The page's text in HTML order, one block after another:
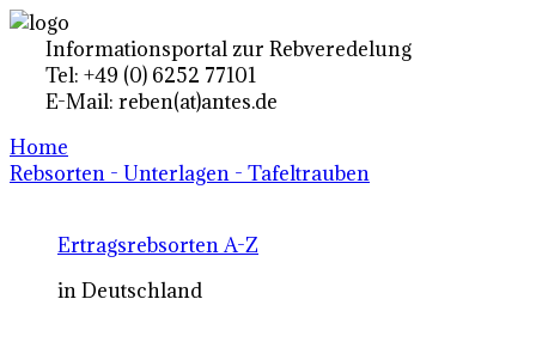
Informationsportal zur Rebveredelung
Tel: +49 (0) 6252 77101
E-Mail: reben(at)antes.de
Home
Rebsorten - Unterlagen - Tafeltrauben
Ertragsrebsorten A-Z
in Deutschland